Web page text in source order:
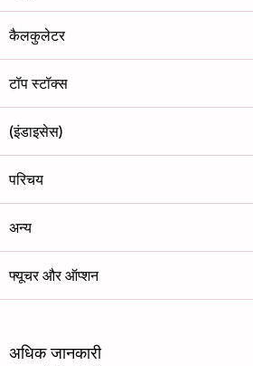
कैलकुलेटर
टॉप स्टॉक्स
(इंडाइसेस)
परिचय
अन्य
फ्यूचर और ऑप्शन
अधिक जानकारी